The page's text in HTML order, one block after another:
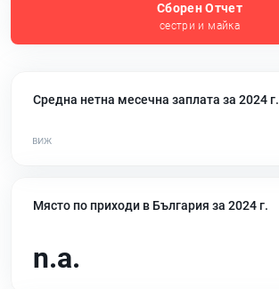
Сборен Отчет
сестри и майка
Средна нетна месечна заплата за 2024 г.
Място по приходи в България за 2024 г.
n.a.